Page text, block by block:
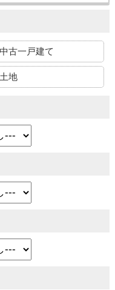
中古一戸建て
土地